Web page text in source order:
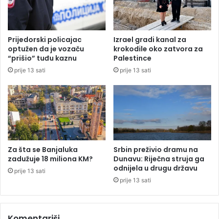
k
j
e
s
e
o
4
.
0
0
0
p
o
s
i
a
d
u
v
r
p
i
p
o
d
u
d
a
r
o
k
Prijedorski policajac
optužen da je vozaču
“prišio” tuđu kaznu
prije 13 sati
Izrael gradi kanal za
krokodile oko zatvora za
Palestince
prije 13 sati
Za šta se Banjaluka
zadužuje 18 miliona KM?
prije 13 sati
Srbin preživio dramu na
Dunavu: Riječna struja ga
odnijela u drugu državu
prije 13 sati